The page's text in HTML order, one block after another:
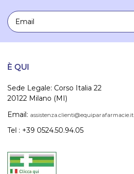
Email
È QUI
Sede Legale: Corso Italia 22
20122 Milano (MI)
Email: assistenza.clienti@equiparafarmacie.it
Tel : +39 0524.50.94.05